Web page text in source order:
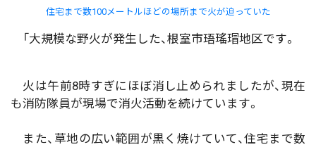
住宅まで数100メートルほどの場所まで火が迫っていた
「大規模な野火が発生した、根室市珸瑤瑁地区です。
火は午前8時すぎにほぼ消し止められましたが、現在
も消防隊員が現場で消火活動を続けています。
また、草地の広い範囲が黒く焼けていて、住宅まで数